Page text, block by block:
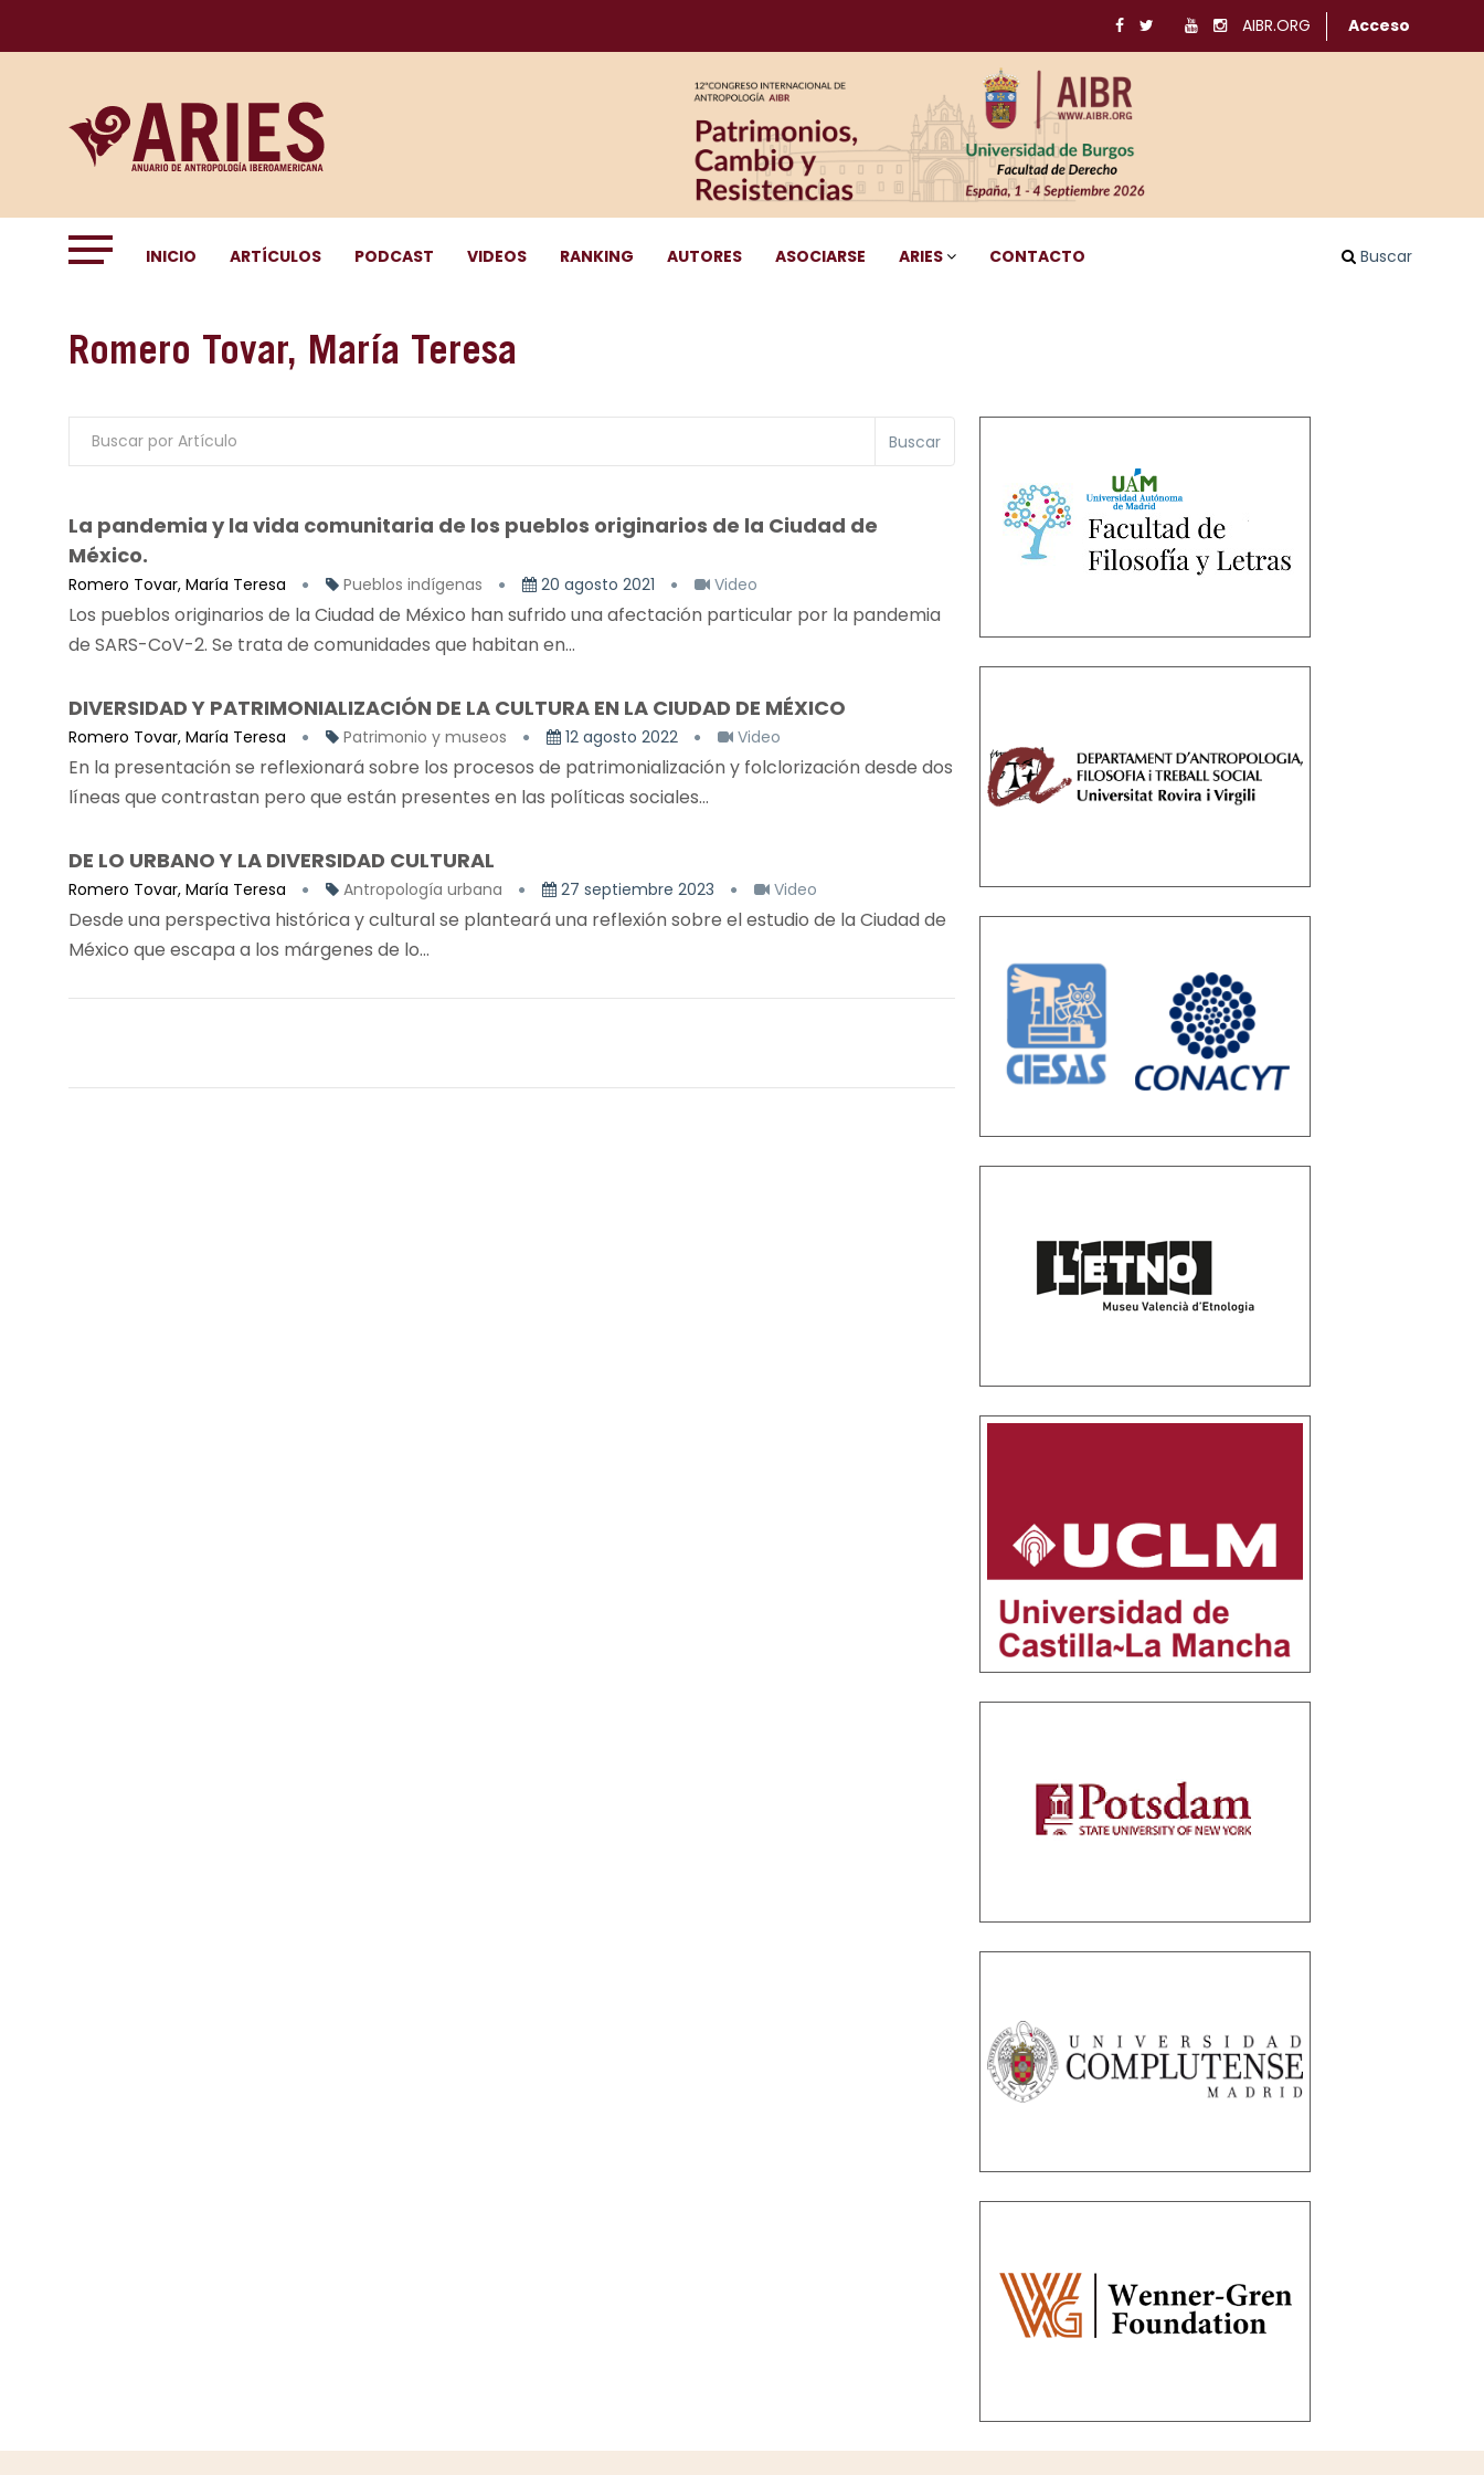
AIBR.ORG Acceso
INICIO ARTÍCULOS PODCAST VIDEOS RANKING AUTORES ASOCIARSE ARIES CONTACTO Buscar
Romero Tovar, María Teresa
Buscar
La pandemia y la vida comunitaria de los pueblos originarios de la Ciudad de
México.
Romero Tovar, María Teresa Pueblos indígenas 20 agosto 2021 Video
Los pueblos originarios de la Ciudad de México han sufrido una afectación particular por la pandemia
de SARS-CoV-2. Se trata de comunidades que habitan en...
DIVERSIDAD Y PATRIMONIALIZACIÓN DE LA CULTURA EN LA CIUDAD DE MÉXICO
Romero Tovar, María Teresa Patrimonio y museos 12 agosto 2022 Video
En la presentación se reflexionará sobre los procesos de patrimonialización y folclorización desde dos
líneas que contrastan pero que están presentes en las políticas sociales...
DE LO URBANO Y LA DIVERSIDAD CULTURAL
Romero Tovar, María Teresa Antropología urbana 27 septiembre 2023 Video
Desde una perspectiva histórica y cultural se planteará una reflexión sobre el estudio de la Ciudad de
México que escapa a los márgenes de lo...